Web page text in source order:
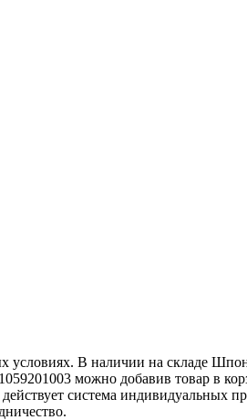
условиях. В наличии на складе
можно добавив товар в
система индивидуальных